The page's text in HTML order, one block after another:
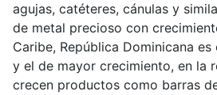
agujas, catéteres, cánulas y
de metal precioso con
Caribe, República Dominicana
y el de mayor crecimiento, en la
crecen productos como barras